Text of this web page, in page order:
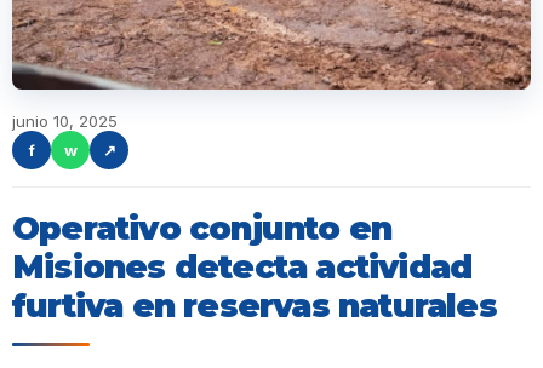
junio 10, 2025
f
w ↗
Operativo conjunto en
Misiones detecta actividad
furtiva en reservas naturales